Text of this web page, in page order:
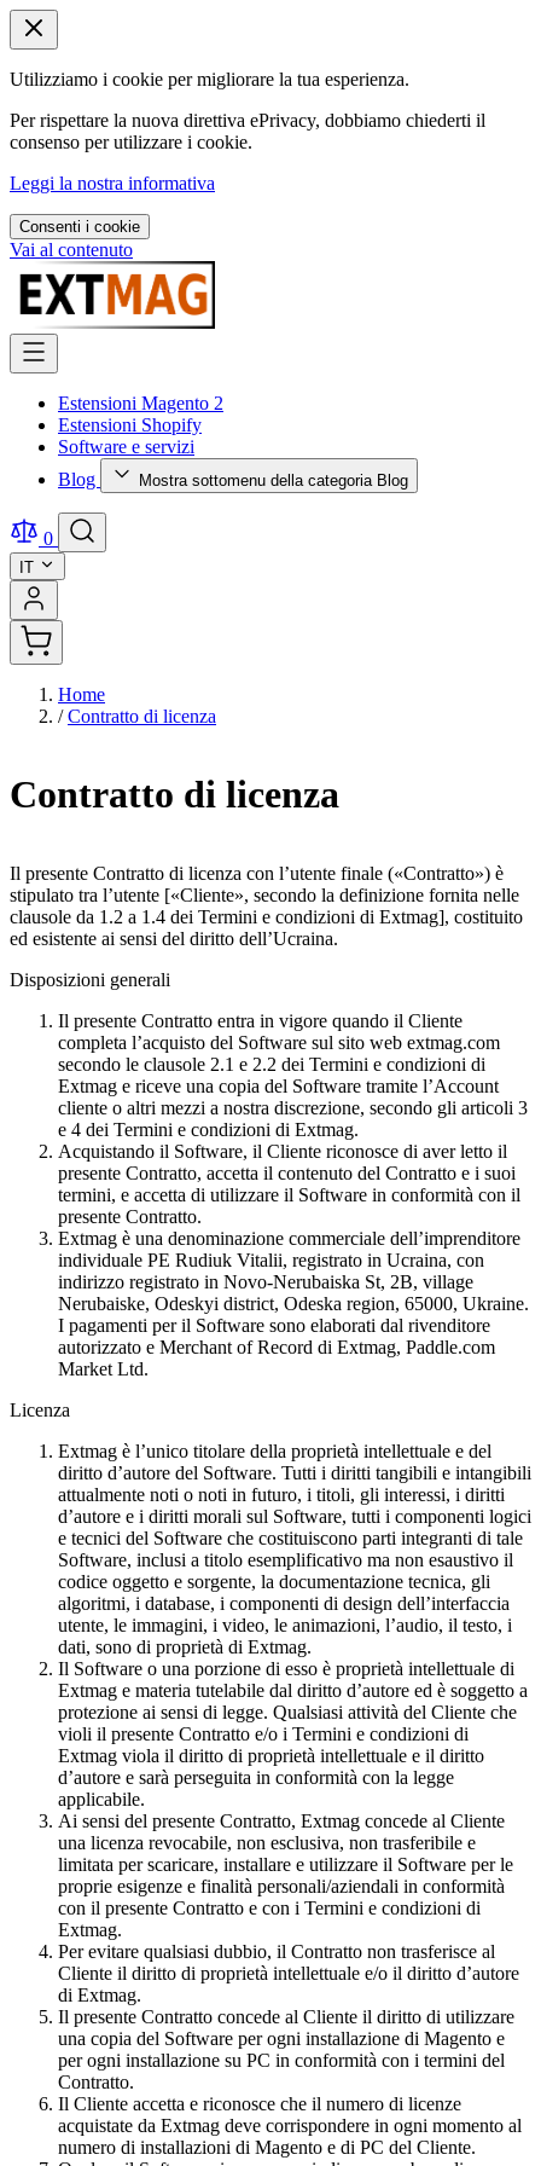
Utilizziamo i cookie per migliorare la tua esperienza.
Per rispettare la nuova direttiva ePrivacy, dobbiamo chiederti il
consenso per utilizzare i cookie.
Leggi la nostra informativa
Consenti i cookie
Vai al contenuto
Estensioni Magento 2
Estensioni Shopify
Software e servizi
Blog
Mostra sottomenu della categoria Blog
0
IT
Home
/ Contratto di licenza
Contratto di licenza
Il presente Contratto di licenza con l’utente finale («Contratto») è
stipulato tra l’utente [«Cliente», secondo la definizione fornita nelle
clausole da 1.2 a 1.4 dei Termini e condizioni di Extmag], costituito
ed esistente ai sensi del diritto dell’Ucraina.
Disposizioni generali
Il presente Contratto entra in vigore quando il Cliente
completa l’acquisto del Software sul sito web extmag.com
secondo le clausole 2.1 e 2.2 dei Termini e condizioni di
Extmag e riceve una copia del Software tramite l’Account
cliente o altri mezzi a nostra discrezione, secondo gli articoli 3
e 4 dei Termini e condizioni di Extmag.
Acquistando il Software, il Cliente riconosce di aver letto il
presente Contratto, accetta il contenuto del Contratto e i suoi
termini, e accetta di utilizzare il Software in conformità con il
presente Contratto.
Extmag è una denominazione commerciale dell’imprenditore
individuale PE Rudiuk Vitalii, registrato in Ucraina, con
indirizzo registrato in Novo-Nerubaiska St, 2B, village
Nerubaiske, Odeskyi district, Odeska region, 65000, Ukraine.
I pagamenti per il Software sono elaborati dal rivenditore
autorizzato e Merchant of Record di Extmag, Paddle.com
Market Ltd.
Licenza
Extmag è l’unico titolare della proprietà intellettuale e del
diritto d’autore del Software. Tutti i diritti tangibili e intangibili
attualmente noti o noti in futuro, i titoli, gli interessi, i diritti
d’autore e i diritti morali sul Software, tutti i componenti logici
e tecnici del Software che costituiscono parti integranti di tale
Software, inclusi a titolo esemplificativo ma non esaustivo il
codice oggetto e sorgente, la documentazione tecnica, gli
algoritmi, i database, i componenti di design dell’interfaccia
utente, le immagini, i video, le animazioni, l’audio, il testo, i
dati, sono di proprietà di Extmag.
Il Software o una porzione di esso è proprietà intellettuale di
Extmag e materia tutelabile dal diritto d’autore ed è soggetto a
protezione ai sensi di legge. Qualsiasi attività del Cliente che
violi il presente Contratto e/o i Termini e condizioni di
Extmag viola il diritto di proprietà intellettuale e il diritto
d’autore e sarà perseguita in conformità con la legge
applicabile.
Ai sensi del presente Contratto, Extmag concede al Cliente
una licenza revocabile, non esclusiva, non trasferibile e
limitata per scaricare, installare e utilizzare il Software per le
proprie esigenze e finalità personali/aziendali in conformità
con il presente Contratto e con i Termini e condizioni di
Extmag.
Per evitare qualsiasi dubbio, il Contratto non trasferisce al
Cliente il diritto di proprietà intellettuale e/o il diritto d’autore
di Extmag.
Il presente Contratto concede al Cliente il diritto di utilizzare
una copia del Software per ogni installazione di Magento e
per ogni installazione su PC in conformità con i termini del
Contratto.
Il Cliente accetta e riconosce che il numero di licenze
acquistate da Extmag deve corrispondere in ogni momento al
numero di installazioni di Magento e di PC del Cliente.